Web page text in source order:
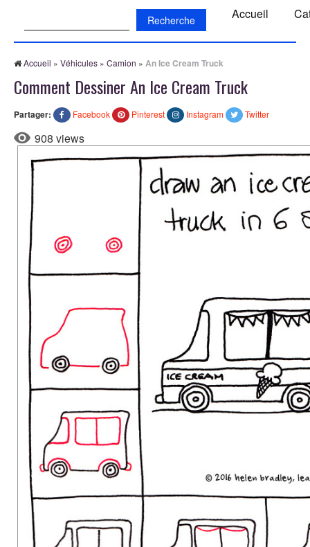
Accueil
Accueil » Véhicules » Camion » An Ice Cream Truck
Comment Dessiner An Ice Cream Truck
Partager: Facebook Pinterest Instagram Twitter
908 views